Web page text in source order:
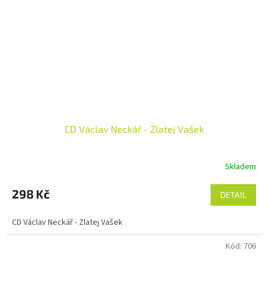
CD Václav Neckář - Zlatej Vašek
Skladem
298 Kč DETAIL
CD Václav Neckář - Zlatej Vašek
Kód: 706